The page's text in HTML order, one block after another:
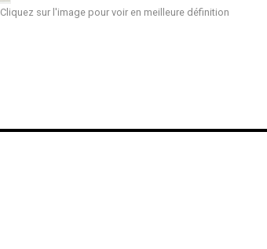
Cliquez sur l'image pour voir en meilleure définition